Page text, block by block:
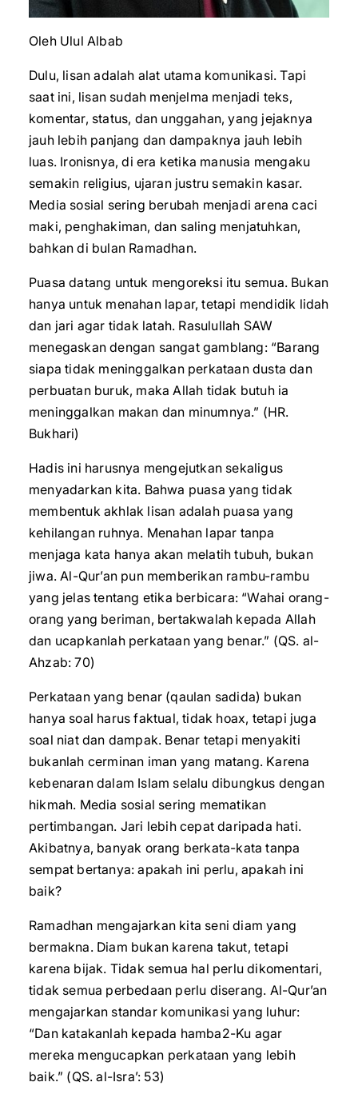
Oleh Ulul Albab
Dulu, lisan adalah alat utama komunikasi. Tapi
saat ini, lisan sudah menjelma menjadi teks,
komentar, status, dan unggahan, yang jejaknya
jauh lebih panjang dan dampaknya jauh lebih
luas. Ironisnya, di era ketika manusia mengaku
semakin religius, ujaran justru semakin kasar.
Media sosial sering berubah menjadi arena caci
maki, penghakiman, dan saling menjatuhkan,
bahkan di bulan Ramadhan.
Puasa datang untuk mengoreksi itu semua. Bukan
hanya untuk menahan lapar, tetapi mendidik lidah
dan jari agar tidak latah. Rasulullah SAW
menegaskan dengan sangat gamblang: “Barang
siapa tidak meninggalkan perkataan dusta dan
perbuatan buruk, maka Allah tidak butuh ia
meninggalkan makan dan minumnya.” (HR.
Bukhari)
Hadis ini harusnya mengejutkan sekaligus
menyadarkan kita. Bahwa puasa yang tidak
membentuk akhlak lisan adalah puasa yang
kehilangan ruhnya. Menahan lapar tanpa
menjaga kata hanya akan melatih tubuh, bukan
jiwa. Al-Qur’an pun memberikan rambu-rambu
yang jelas tentang etika berbicara: “Wahai orang-
orang yang beriman, bertakwalah kepada Allah
dan ucapkanlah perkataan yang benar.” (QS. al-
Ahzab: 70)
Perkataan yang benar (qaulan sadida) bukan
hanya soal harus faktual, tidak hoax, tetapi juga
soal niat dan dampak. Benar tetapi menyakiti
bukanlah cerminan iman yang matang. Karena
kebenaran dalam Islam selalu dibungkus dengan
hikmah. Media sosial sering mematikan
pertimbangan. Jari lebih cepat daripada hati.
Akibatnya, banyak orang berkata-kata tanpa
sempat bertanya: apakah ini perlu, apakah ini
baik?
Ramadhan mengajarkan kita seni diam yang
bermakna. Diam bukan karena takut, tetapi
karena bijak. Tidak semua hal perlu dikomentari,
tidak semua perbedaan perlu diserang. Al-Qur’an
mengajarkan standar komunikasi yang luhur:
“Dan katakanlah kepada hamba2-Ku agar
mereka mengucapkan perkataan yang lebih
baik.” (QS. al-Isra’: 53)